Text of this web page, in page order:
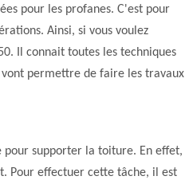
pour les profanes. C'est pour
Ainsi, si vous voulez
Il connait toutes les techniques
permettre de faire les travaux
pour supporter la toiture. En effet,
Pour effectuer cette tâche, il est